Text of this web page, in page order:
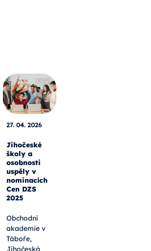
27. 04. 2026
Jihočeské
školy a
osobnosti
uspěly v
nominacích
Cen DZS
2025
Obchodní
akademie v
Táboře,